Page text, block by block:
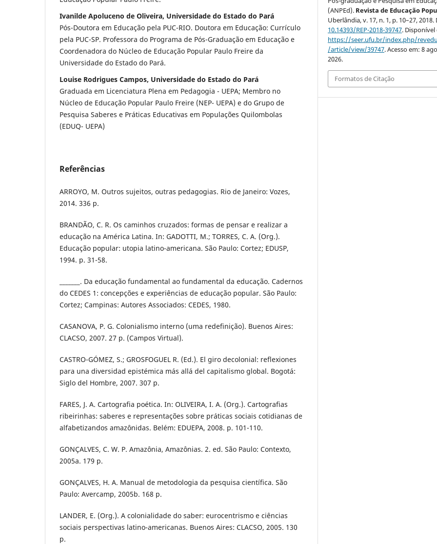
Ivanilde Apoluceno de Oliveira, Universidade do Estado do Pará
Pós-Doutora em Educação pela PUC-RIO. Doutora em Educação: Currículo
pela PUC-SP. Professora do Programa de Pós-Graduação em Educação e
Coordenadora do Núcleo de Educação Popular Paulo Freire da
Universidade do Estado do Pará.
Louise Rodrigues Campos, Universidade do Estado do Pará
Graduada em Licenciatura Plena em Pedagogia - UEPA; Membro no
Núcleo de Educação Popular Paulo Freire (NEP- UEPA) e do Grupo de
Pesquisa Saberes e Práticas Educativas em Populações Quilombolas
(EDUQ- UEPA)
Referências
ARROYO, M. Outros sujeitos, outras pedagogias. Rio de Janeiro: Vozes,
2014. 336 p.
BRANDÃO, C. R. Os caminhos cruzados: formas de pensar e realizar a
educação na América Latina. In: GADOTTI, M.; TORRES, C. A. (Org.).
Educação popular: utopia latino-americana. São Paulo: Cortez; EDUSP,
1994. p. 31-58.
_______. Da educação fundamental ao fundamental da educação. Cadernos
do CEDES 1: concepções e experiências de educação popular. São Paulo:
Cortez; Campinas: Autores Associados: CEDES, 1980.
CASANOVA, P. G. Colonialismo interno (uma redefinição). Buenos Aires:
CLACSO, 2007. 27 p. (Campos Virtual).
CASTRO-GÓMEZ, S.; GROSFOGUEL R. (Ed.). El giro decolonial: reflexiones
para una diversidad epistémica más allá del capitalismo global. Bogotá:
Siglo del Hombre, 2007. 307 p.
FARES, J. A. Cartografia poética. In: OLIVEIRA, I. A. (Org.). Cartografias
ribeirinhas: saberes e representações sobre práticas sociais cotidianas de
alfabetizandos amazônidas. Belém: EDUEPA, 2008. p. 101-110.
GONÇALVES, C. W. P. Amazônia, Amazônias. 2. ed. São Paulo: Contexto,
2005a. 179 p.
GONÇALVES, H. A. Manual de metodologia da pesquisa científica. São
Paulo: Avercamp, 2005b. 168 p.
LANDER, E. (Org.). A colonialidade do saber: eurocentrismo e ciências
sociais perspectivas latino-americanas. Buenos Aires: CLACSO, 2005. 130
p.
(ANPEd). Revista de Educação
Uberlândia, v. 17, n. 1, p. 10–27, 2018.
10.14393/REP-2018-39747. Disponível
https://seer.ufu.br/index.php/
/article/view/39747. Acesso em: 8
2026.
Formatos de Citação